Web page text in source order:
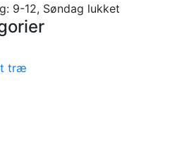
9-12, Søndag lukket
træ